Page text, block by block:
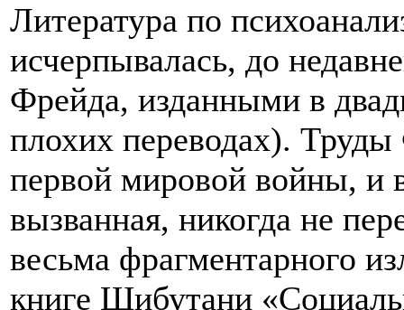
Литература по
исчерпывалась, до
Фрейда, изданными в
плохих переводах).
первой мировой войны, и
вызванная, никогда не
весьма фрагментарного
книге Шибутани